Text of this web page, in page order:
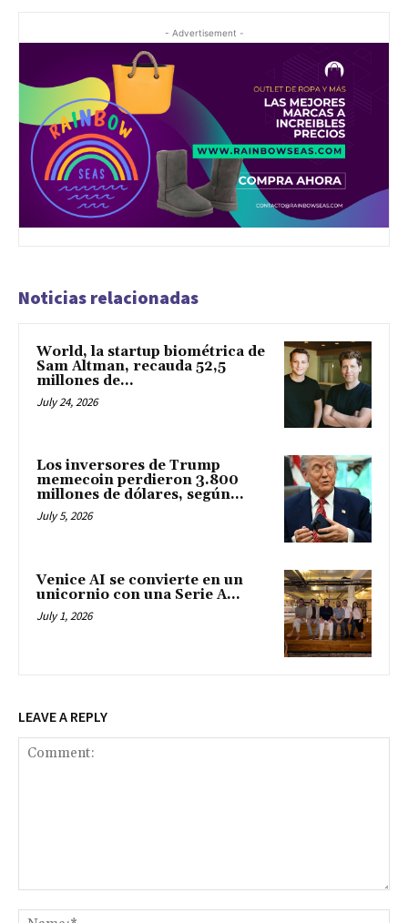
- Advertisement -
Noticias relacionadas
World, la startup biométrica de
Sam Altman, recauda 52,5
millones de...
July 24, 2026
Los inversores de Trump
memecoin perdieron 3.800
millones de dólares, según...
July 5, 2026
Venice AI se convierte en un
unicornio con una Serie A...
July 1, 2026
LEAVE A REPLY